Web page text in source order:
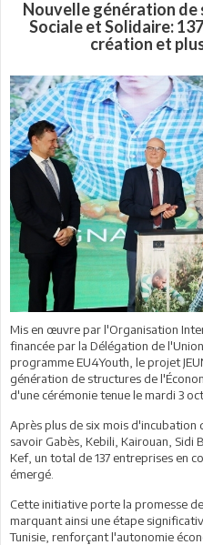
Nouvelle génération de
Sociale et Solidaire:
création et
Mis en œuvre par l'Organisation
financée par la Délégation de
programme EU4Youth, le projet
génération de structures de
d'une cérémonie tenue le mardi 3
Après plus de six mois d'incubation
savoir Gabès, Kebili, Kairouan, Sidi
Kef, un total de 137 entreprises en
émergé.
Cette initiative porte la promesse
marquant ainsi une étape
Tunisie, renforçant l'autonomie